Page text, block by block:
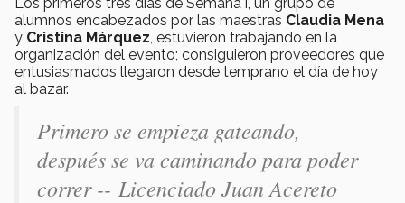
alumnos encabezados por las maestras Claudia Mena
y Cristina Márquez , estuvieron trabajando en la
organización del evento; consiguieron proveedores que
entusiasmados llegaron desde temprano el día de hoy
al bazar.
Primero se empieza gateando,
después se va caminando para poder
correr -- Licenciado Juan Acereto